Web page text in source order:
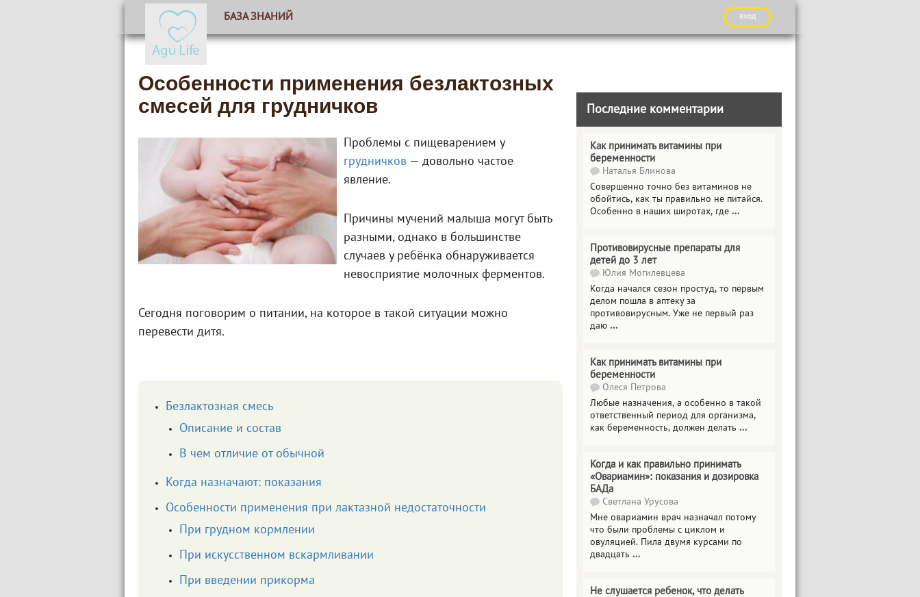
БАЗА ЗНАНИЙ вход
Особенности применения безлактозных
смесей для грудничков
Проблемы с пищеварением у
грудничков — довольно частое
явление.
Причины мучений малыша могут быть
разными, однако в большинстве
случаев у ребёнка обнаруживается
невосприятие молочных ферментов.
Сегодня поговорим о питании, на которое в такой ситуации можно
перевести дитя.
Безлактозная смесь
Описание и состав
В чем отличие от обычной
Когда назначают: показания
Особенности применения при лактазной недостаточности
При грудном кормлении
При искусственном вскармливании
При введении прикорма
Последние комментарии
Как принимать витамины при
беременности
Наталья Блинова
Совершенно точно без витаминов не
обойтись, как ты правильно не питайся.
Особенно в наших широтах, где ...
Противовирусные препараты для
детей до 3 лет
Юлия Могилевцева
Когда начался сезон простуд, то первым
делом пошла в аптеку за
противовирусным. Уже не первый раз
даю ...
Как принимать витамины при
беременности
Олеся Петрова
Любые назначения, а особенно в такой
ответственный период для организма,
как беременность, должен делать ...
Когда и как правильно принимать
«Овариамин»: показания и дозировка
БАДа
Светлана Урусова
Мне овариамин врач назначал потому
что были проблемы с циклом и
овуляцией. Пила двумя курсами по
двадцать ...
Не слушается ребенок, что делать